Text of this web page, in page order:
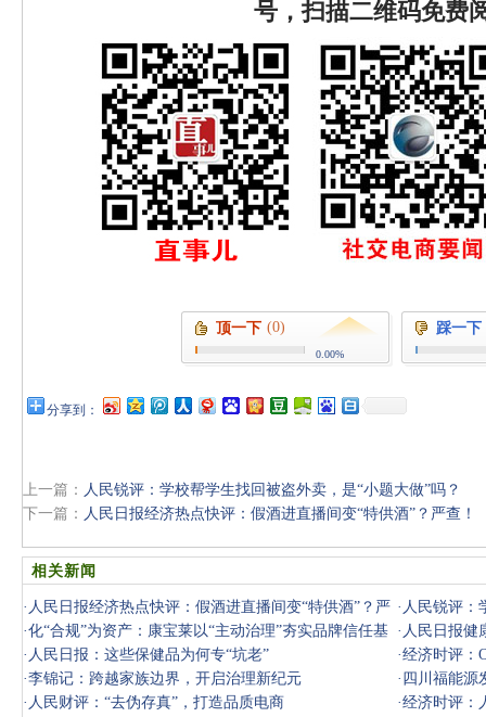
号，扫描二维码免费
顶一下 (0)
0.00%
踩一下
分享到：
上一篇： 人民锐评：学校帮学生找回被盗外卖，是“小题大做”吗？
下一篇： 人民日报经济热点快评：假酒进直播间变“特供酒”？严查！
相关新闻
· 人民日报经济热点快评：假酒进直播间变“特供酒”？严
查！
· 人民锐评：
做”吗？
·化“合规”为资产：康宝莱以“主动治理”夯实品牌信任基
石
· 人民日报健
· 人民日报：这些保健品为何专“坑老” ·经济时评：
·李锦记：跨越家族边界，开启治理新纪元 · 四川福能源
· 人民财评：“去伪存真”，打造品质电商 ·经济时评：